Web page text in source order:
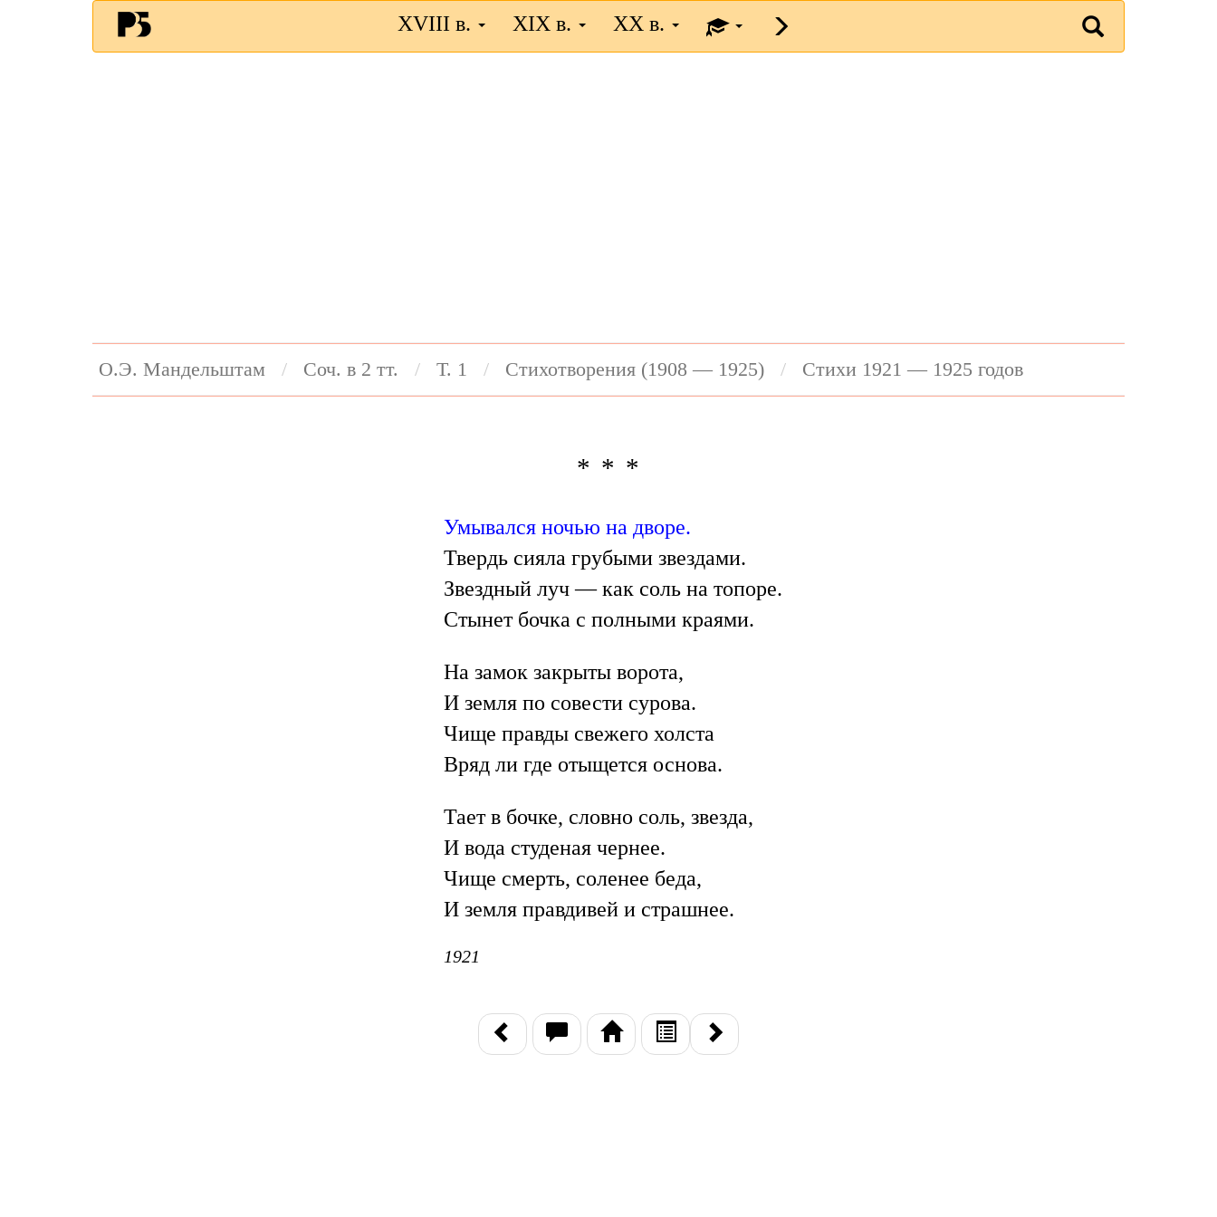
XVIII в. XIX в. XX в.
О.Э. Мандельштам Соч. в 2 тт. Т. 1 Стихотворения (1908 — 1925) Стихи 1921 — 1925 годов
* * *
Умывался ночью на дворе.
Твердь сияла грубыми звездами.
Звездный луч — как соль на топоре.
Стынет бочка с полными краями.
На замок закрыты ворота,
И земля по совести сурова.
Чище правды свежего холста
Вряд ли где отыщется основа.
Тает в бочке, словно соль, звезда,
И вода студеная чернее.
Чище смерть, соленее беда,
И земля правдивей и страшнее.
1921